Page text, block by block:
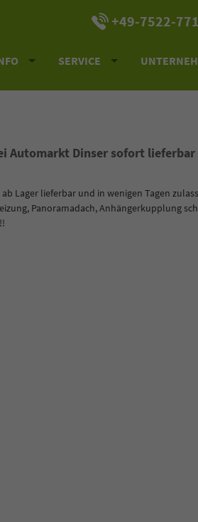
+49-7522-
SERVICE
Automarkt Dinser sofort lieferbar
Lager lieferbar und in wenigen Tagen
Panoramadach, Anhängerkupplung